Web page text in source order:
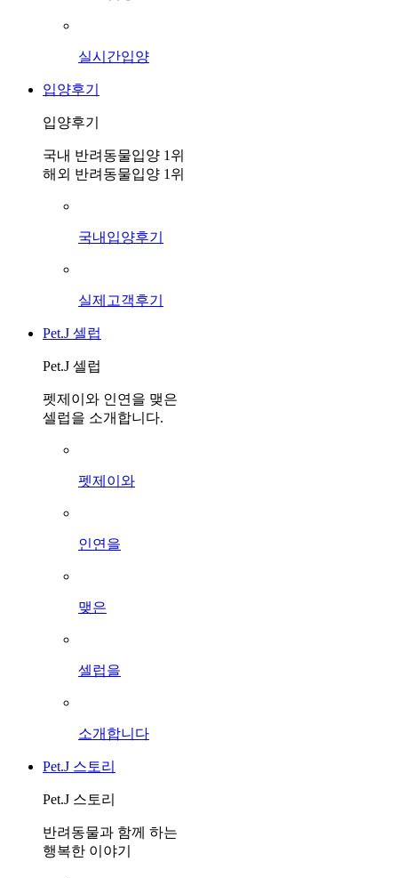
실시간입양
입양후기
입양후기
국내 반려동물입양 1위
해외 반려동물입양 1위
국내입양후기
실제고객후기
Pet.J 셀럽
Pet.J 셀럽
펫제이와 인연을 맺은
셀럽을 소개합니다.
펫제이와
인연을
맺은
셀럽을
소개합니다
Pet.J 스토리
Pet.J 스토리
반려동물과 함께 하는
행복한 이야기